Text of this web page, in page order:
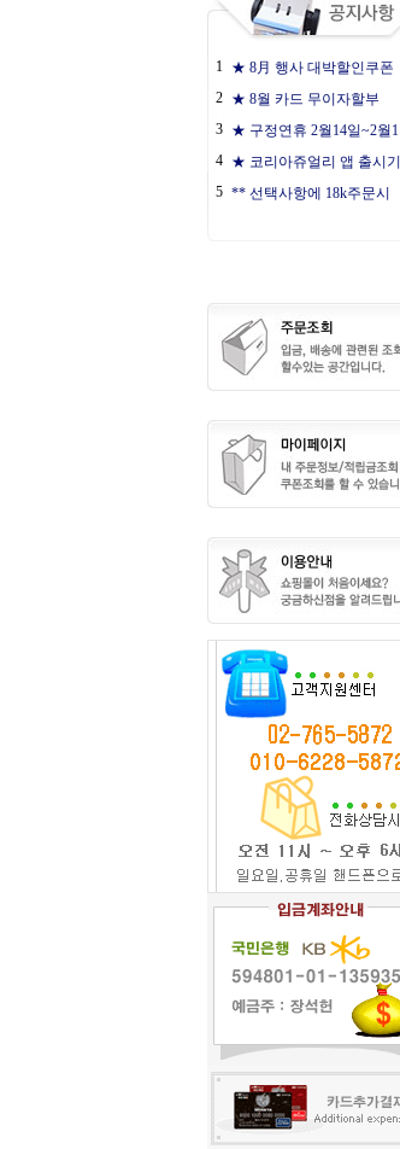
1 ★ 8月 행사 대박할인쿠폰
2 ★ 8월 카드 무이자할부
3 ★ 구정연휴 2월14일~2월1
4 ★ 코리아쥬얼리 앱 출시기
5 ** 선택사항에 18k주문시